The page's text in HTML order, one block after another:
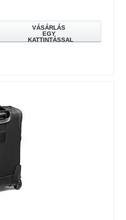
VÁSÁRLÁS
EGY
KATTINTÁSSAL